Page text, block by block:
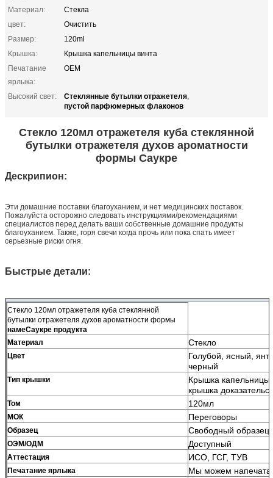
Материал:
Стекла
цвет:
Очистить
Размер:
120ml
Крышка:
Крышка капельницы винта
Печатание
ярлыка:
OEM
Высокий свет: Стеклянные бутылки отражетеля,
пустой парфюмерных флаконов
Стекло 120мл отражетеля куба стеклянной
бутылки отражетеля духов ароматности
формы Саукре
Дескрипион:
Эти домашние поставки благоуханием, и нет медицинских поставок.
Пожалуйста осторожно следовать инструкциями/рекомендациями
специалистов перед делать ваши собственные домашние продукты
благоуханием. Также, горя свечи когда прочь или пока спать имеет
серьезные риски огня.
Быстрые детали:
Стекло 120мл отражетеля куба стеклянной
бутылки отражетеля духов ароматности формы
намеСаукре продукта
Материал
Стекло
Цвет
Голубой, ясный,
черный
Тип крышки
Крышка капельницы
крышка
Том 120мл
МОК Переговоры
Образец Свободный образец
ОЭМ/ОДМ Доступный
Аттестация ИСО, ГСГ, ТУВ
Печатание ярлыка Мы можем